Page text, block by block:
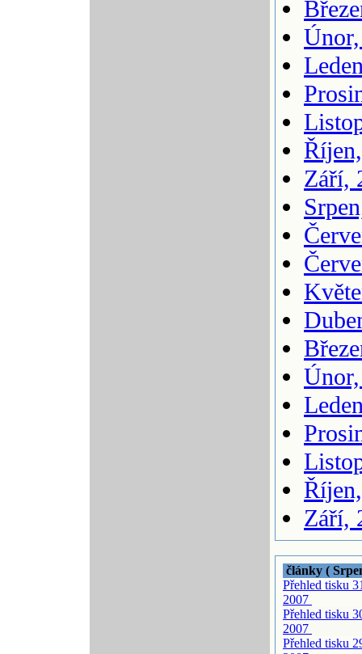
Září,
Září,
články (
Přehled tisku
2007
Přehled tisku
2007
Přehled tisku